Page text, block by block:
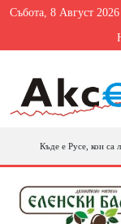
Събота, 8 Август 2026
Къде е Русе, кои са